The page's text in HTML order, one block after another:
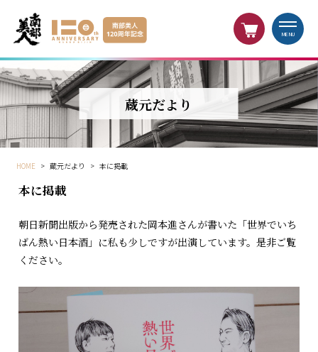
MENU
蔵元だより
HOME > 蔵元だより > 本に掲載
本に掲載
朝日新聞出版から発売された岡本進さんが書いた「世界でいち
ばん熱い日本酒」に私も少しですが出演しています。是非ご覧
ください。